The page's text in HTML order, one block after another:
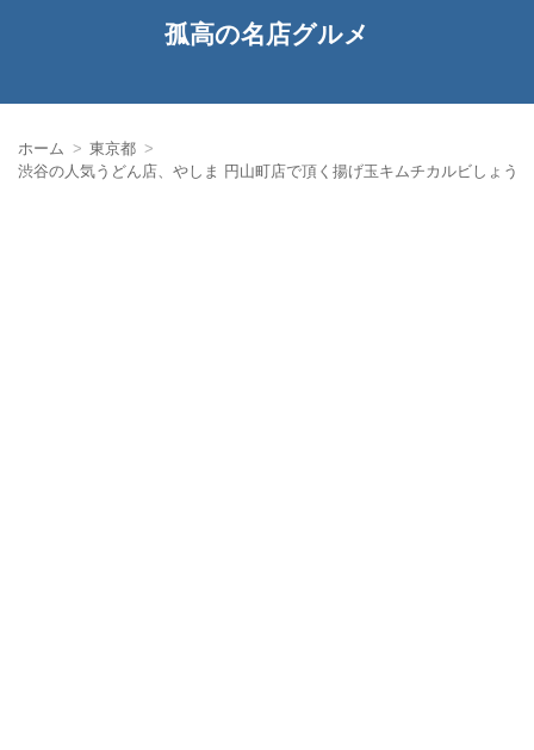
孤高の名店グルメ
ホーム
東京都
渋谷の人気うどん店、やしま 円山町店で頂く揚げ玉キムチカルビしょう